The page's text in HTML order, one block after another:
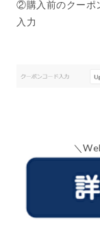
②購入前のクーポ
入力
＼